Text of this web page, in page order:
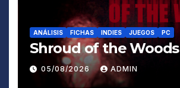
ANÁLISIS FICHAS INDIES JUEGOS PC
Shroud of the Woods
05/08/2026 ADMIN